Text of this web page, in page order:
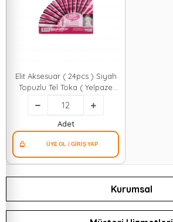
Elit Aksesuar ( 24pcs ) Siyah
Topuzlu Tel Toka ( Yelpaze
Kartlı )*12x130
Adet
Kurumsal